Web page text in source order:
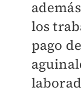
los
pago